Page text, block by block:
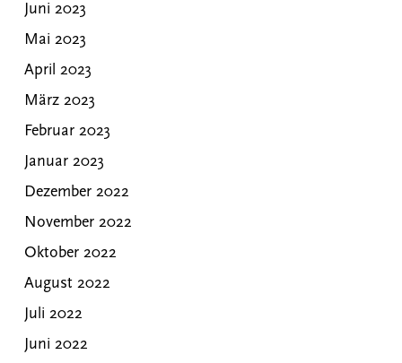
Juni 2023
Mai 2023
April 2023
März 2023
Februar 2023
Januar 2023
Dezember 2022
November 2022
Oktober 2022
August 2022
Juli 2022
Juni 2022